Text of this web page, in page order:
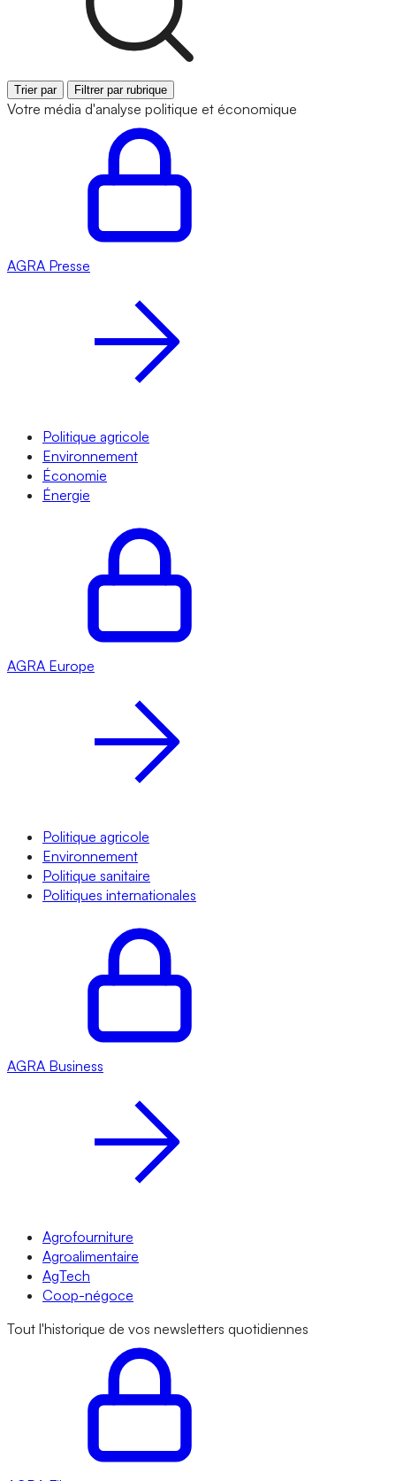
Trier par Filtrer par rubrique
Votre média d'analyse politique et économique
AGRA Presse
Politique agricole
Environnement
Économie
Énergie
AGRA Europe
Politique agricole
Environnement
Politique sanitaire
Politiques internationales
AGRA Business
Agrofourniture
Agroalimentaire
AgTech
Coop-négoce
Tout l'historique de vos newsletters quotidiennes